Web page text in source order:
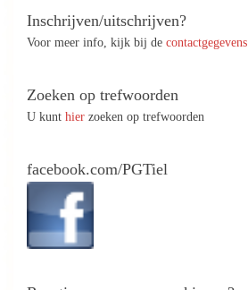
Inschrijven/uitschrijven?
Voor meer info, kijk bij de contactgegevens
Zoeken op trefwoorden
U kunt hier zoeken op trefwoorden
facebook.com/PGTiel